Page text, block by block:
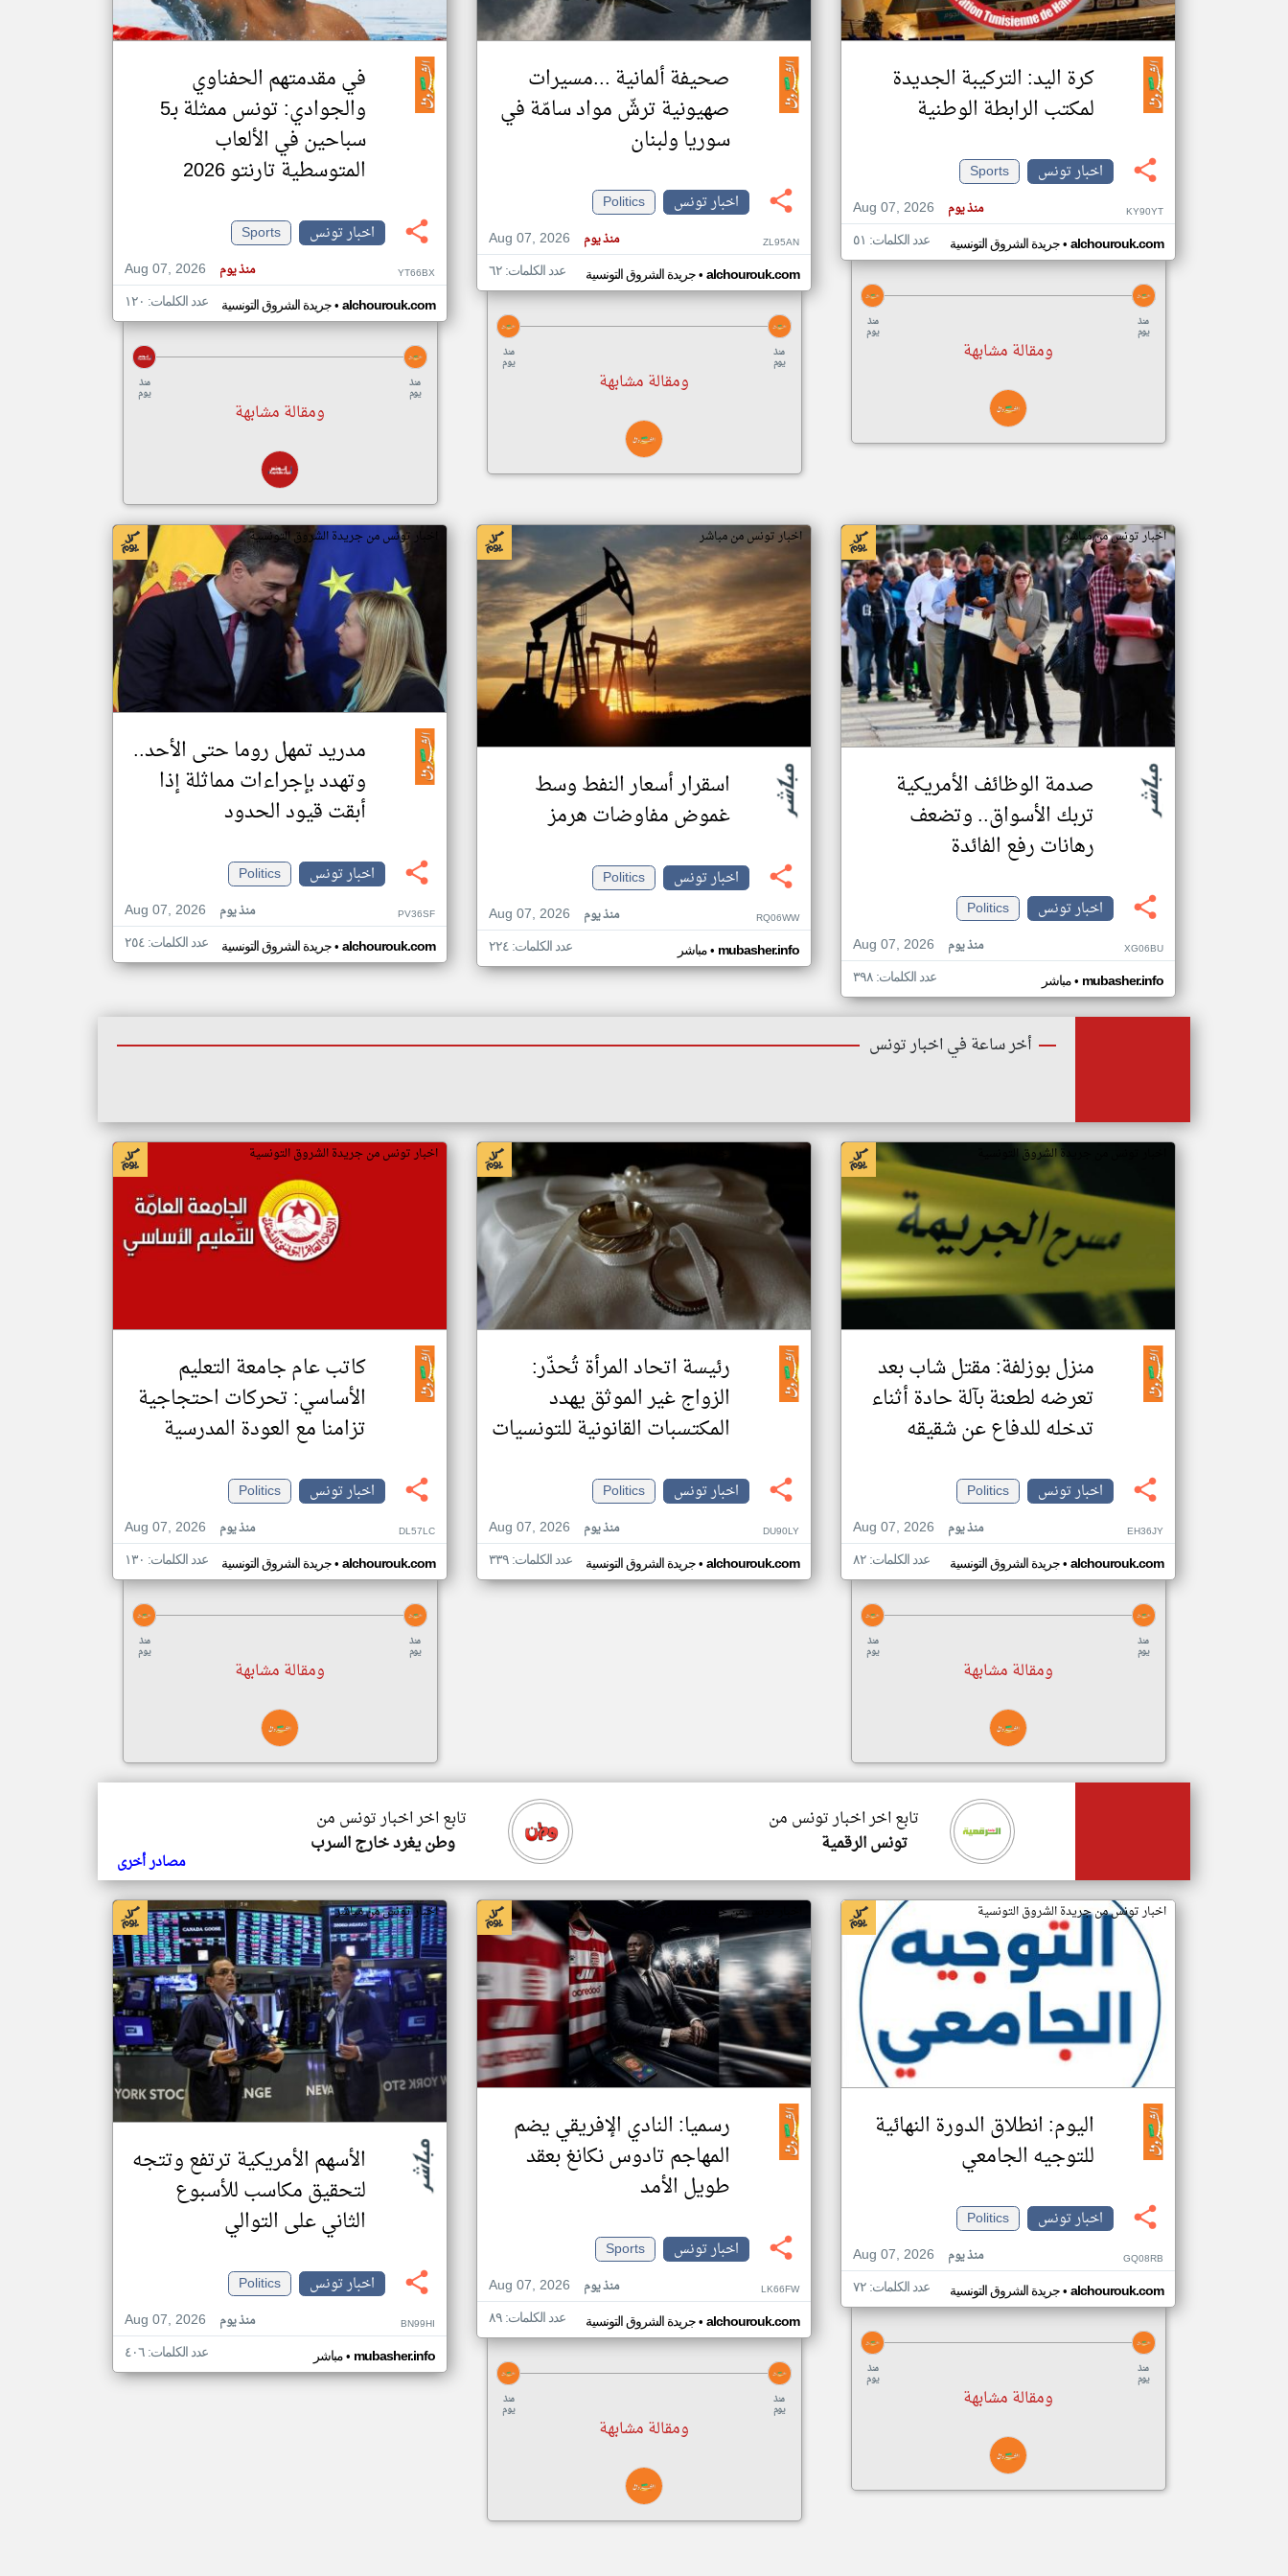
مصادر الأخبار من تونس
اخبار تونس على مدار الساعة
أهم اخبار تونس العاجلة والمباشرة
كرة اليد: التركيبة الجديدة
لمكتب الرابطة الوطنية
اخبار تونس
Sports
Aug 07, 2026
منذ يوم KY90YT
جريدة الشروق التونسية• alchourouk.com عدد الكلمات: ٥١
منذ
يوم
منذ
يوم
ومقالة مشابهة
صحيفة ألمانية ...مسيرات
صهيونية ترشّ مواد سامّة في
سوريا ولبنان
اخبار تونس
Politics
Aug 07, 2026
منذ يوم ZL95AN
جريدة الشروق التونسية• alchourouk.com عدد الكلمات: ٦٢
منذ
يوم
منذ
يوم
ومقالة مشابهة
في مقدمتهم الحفناوي
والجوادي: تونس ممثلة بـ5
سباحين في الألعاب
المتوسطية تارنتو 2026
اخبار تونس
Sports
Aug 07, 2026
منذ يوم YT66BX
جريدة الشروق التونسية• alchourouk.com عدد الكلمات: ١٢٠
منذ
يوم
منذ
يوم
ومقالة مشابهة
اخبار تونس من مباشر
صدمة الوظائف الأمريكية
تربك الأسواق.. وتضعف
رهانات رفع الفائدة
اخبار تونس
Politics
Aug 07, 2026
منذ يوم XG06BU
مباشر• mubasher.info عدد الكلمات: ٣٩٨
اخبار تونس من مباشر
اسقرار أسعار النفط وسط
غموض مفاوضات هرمز
اخبار تونس
Politics
Aug 07, 2026
منذ يوم RQ06WW
مباشر• mubasher.info عدد الكلمات: ٢٢٤
اخبار تونس من جريدة الشروق التونسية
مدريد تمهل روما حتى الأحد..
وتهدد بإجراءات مماثلة إذا
أبقت قيود الحدود
اخبار تونس
Politics
Aug 07, 2026
منذ يوم PV36SF
جريدة الشروق التونسية• alchourouk.com عدد الكلمات: ٢٥٤
أخر ساعة في اخبار تونس
اخبار تونس من جريدة الشروق التونسية
منزل بوزلفة: مقتل شاب بعد
تعرضه لطعنة بآلة حادة أثناء
تدخله للدفاع عن شقيقه
اخبار تونس
Politics
Aug 07, 2026
منذ يوم EH36JY
جريدة الشروق التونسية• alchourouk.com عدد الكلمات: ٨٢
منذ
يوم
منذ
يوم
ومقالة مشابهة
اخبار تونس من جريدة الشروق التونسية
رئيسة اتحاد المرأة تُحذّر:
الزواج غير الموثق يهدد
المكتسبات القانونية للتونسيات
اخبار تونس
Politics
Aug 07, 2026
منذ يوم DU90LY
جريدة الشروق التونسية• alchourouk.com عدد الكلمات: ٣٣٩
اخبار تونس من جريدة الشروق التونسية
كاتب عام جامعة التعليم
الأساسي: تحركات احتجاجية
تزامنا مع العودة المدرسية
اخبار تونس
Politics
Aug 07, 2026
منذ يوم DL57LC
جريدة الشروق التونسية• alchourouk.com عدد الكلمات: ١٣٠
منذ
يوم
منذ
يوم
ومقالة مشابهة
تابع اخر اخبار تونس من
وطن يغرد خارج السرب
تابع اخر اخبار تونس من
تونس الرقمية
مصادر أخرى
اخبار تونس من جريدة الشروق التونسية
اليوم: انطلاق الدورة النهائية
للتوجيه الجامعي
اخبار تونس
Politics
Aug 07, 2026
منذ يوم GQ08RB
جريدة الشروق التونسية• alchourouk.com عدد الكلمات: ٧٢
منذ
يوم
منذ
يوم
ومقالة مشابهة
اخبار تونس من جريدة الشروق التونسية
رسميا: النادي الإفريقي يضم
المهاجم تادوس نكانغ بعقد
طويل الأمد
اخبار تونس
Sports
Aug 07, 2026
منذ يوم LK66FW
جريدة الشروق التونسية• alchourouk.com عدد الكلمات: ٨٩
منذ
يوم
منذ
يوم
ومقالة مشابهة
اخبار تونس من مباشر
الأسهم الأمريكية ترتفع وتتجه
لتحقيق مكاسب للأسبوع
الثاني على التوالي
اخبار تونس
Politics
Aug 07, 2026
منذ يوم BN99HI
مباشر• mubasher.info عدد الكلمات: ٤٠٦
klyoum.com